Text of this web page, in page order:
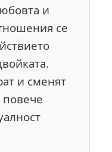
и
се
и сменят
повече